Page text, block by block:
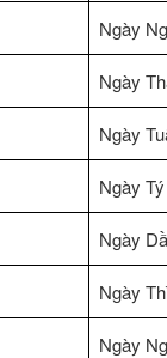
Ngày
Ngày
Ngày
Ngày Tý
Ngày
Ngày
Ngày